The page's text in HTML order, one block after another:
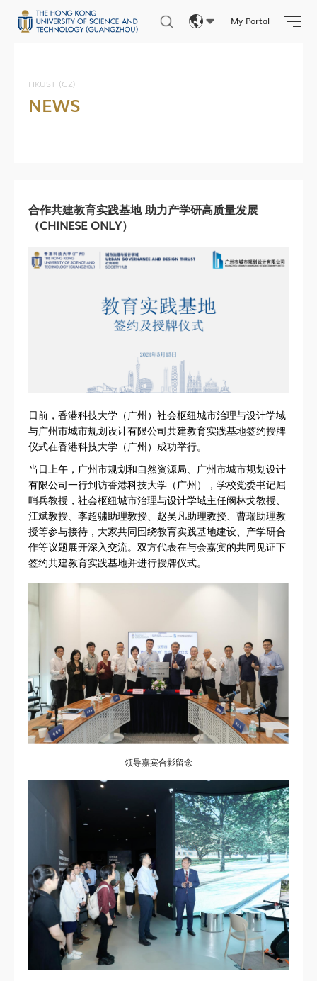
My Portal
HKUST (GZ)
NEWS
合作共建教育实践基地 助力产学研高质量发展
（CHINESE ONLY）
日前，香港科技大学（广州）社会枢纽城市治理与设计学域
与广州市城市规划设计有限公司共建教育实践基地签约授牌
仪式在香港科技大学（广州）成功举行。
当日上午，广州市规划和自然资源局、广州市城市规划设计
有限公司一行到访香港科技大学（广州），学校党委书记屈
哨兵教授，社会枢纽城市治理与设计学域主任阚林戈教授、
江斌教授、李超骕助理教授、赵吴凡助理教授、曹瑞助理教
授等参与接待，大家共同围绕教育实践基地建设、产学研合
作等议题展开深入交流。双方代表在与会嘉宾的共同见证下
签约共建教育实践基地并进行授牌仪式。
领导嘉宾合影留念